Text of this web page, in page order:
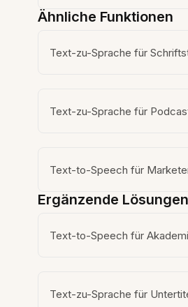
Ähnliche Funktionen
Text-zu-Sprache für
Text-zu-Sprache für
Text-to-Speech für
Ergänzende Lösungen
Text-to-Speech für
Text-zu-Sprache für